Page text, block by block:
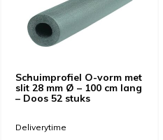
Schuimprofiel O-vorm met
slit 28 mm Ø – 100 cm lang
– Doos 52 stuks
Deliverytime